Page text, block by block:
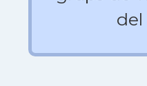
del